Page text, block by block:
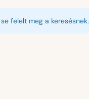
felelt meg a keresésnek.